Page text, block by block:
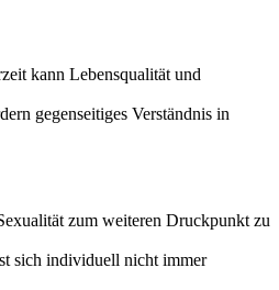
kann Lebensqualität und
gegenseitiges Verständnis in
zum weiteren Druckpunkt zu
sich individuell nicht immer